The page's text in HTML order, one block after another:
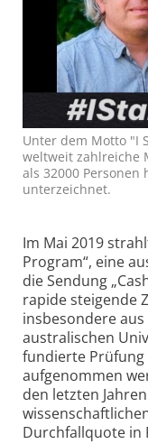
Unter dem Motto "I
weltweit zahlreiche
als 32000
unterzeichnet.
Im Mai 2019
Program“, eine
die Sendung
rapide steigende
insbesondere
australischen
fundierte
aufgenommen
den letzten
Durchfallquote in